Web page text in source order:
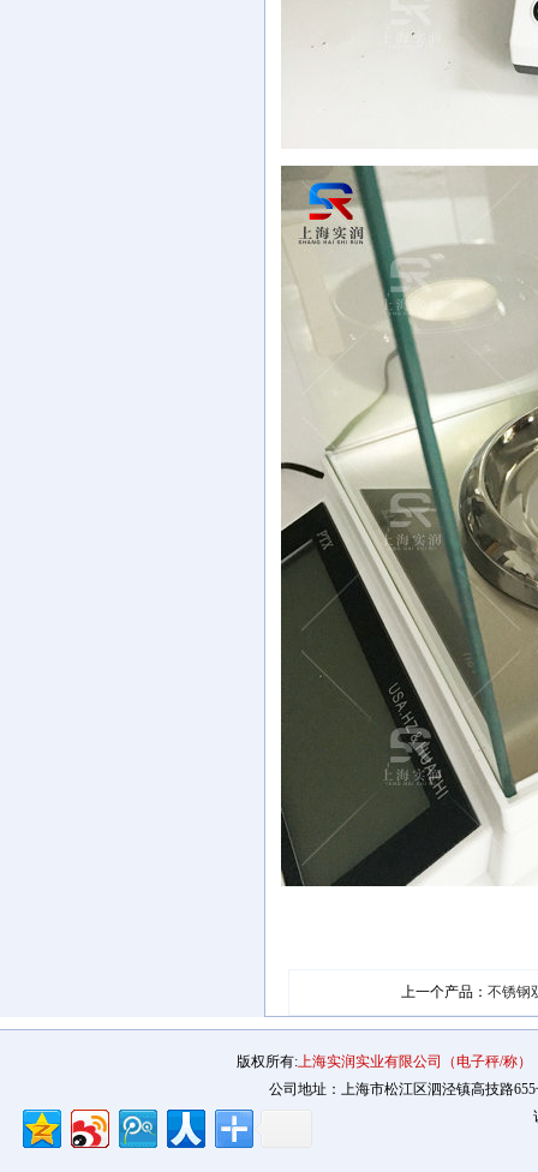
上一个产品： 不锈钢
版权所有:上海实润实业有限公司（电子秤/称）
公司地址：上海市松江区泗泾镇高技路655